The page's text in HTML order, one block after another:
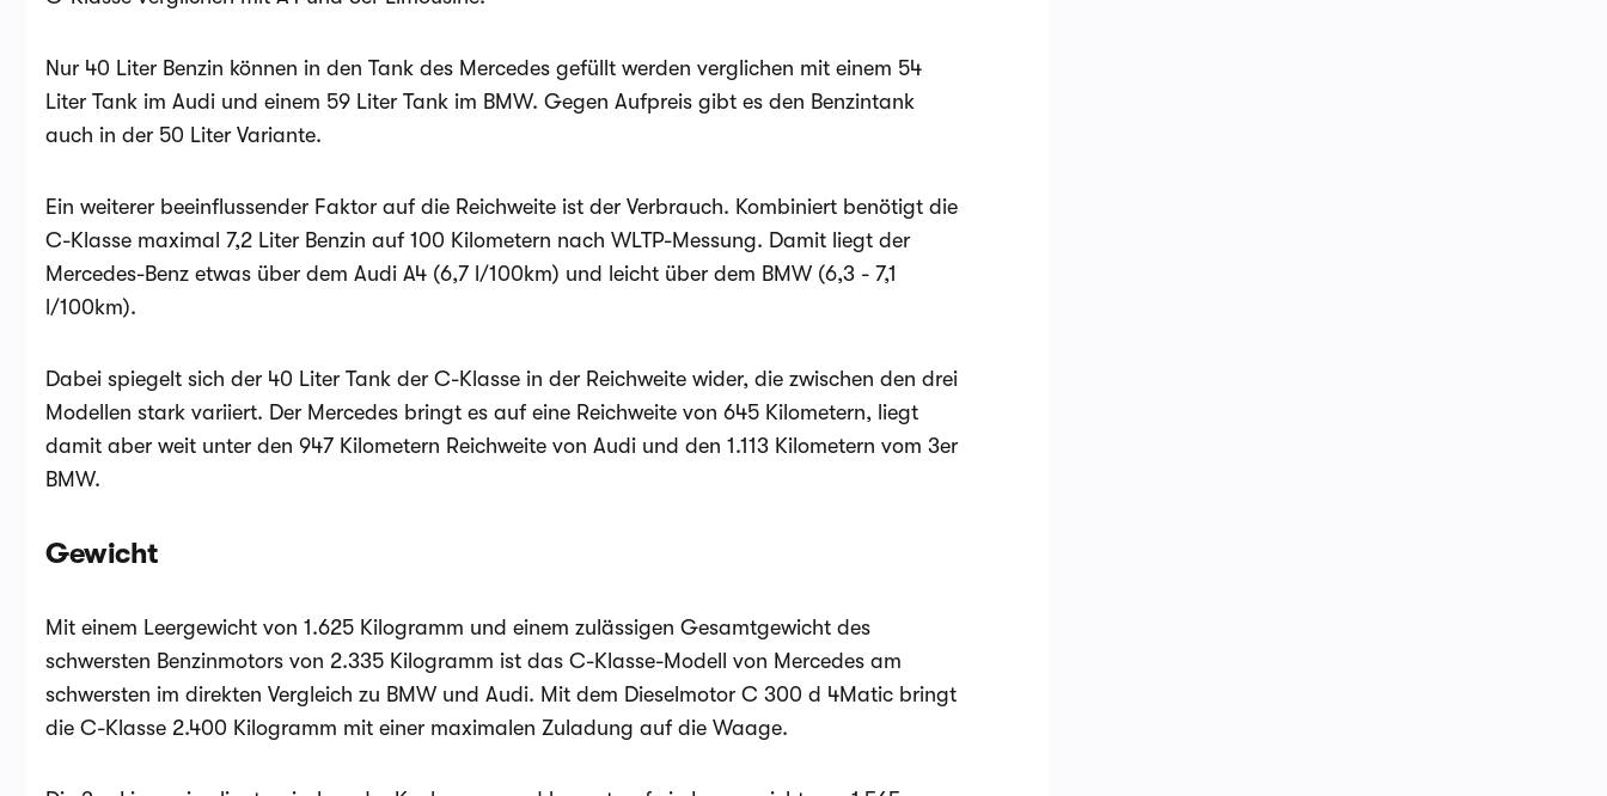
Nur 40 Liter Benzin können in den Tank des Mercedes gefüllt werden verglichen mit einem 54
Liter Tank im Audi und einem 59 Liter Tank im BMW. Gegen Aufpreis gibt es den Benzintank
auch in der 50 Liter Variante.
Ein weiterer beeinflussender Faktor auf die Reichweite ist der Verbrauch. Kombiniert benötigt die
C-Klasse maximal 7,2 Liter Benzin auf 100 Kilometern nach WLTP-Messung. Damit liegt der
Mercedes-Benz etwas über dem Audi A4 (6,7 l/100km) und leicht über dem BMW (6,3 - 7,1
l/100km).
Dabei spiegelt sich der 40 Liter Tank der C-Klasse in der Reichweite wider, die zwischen den drei
Modellen stark variiert. Der Mercedes bringt es auf eine Reichweite von 645 Kilometern, liegt
damit aber weit unter den 947 Kilometern Reichweite von Audi und den 1.113 Kilometern vom 3er
BMW.
Gewicht
Mit einem Leergewicht von 1.625 Kilogramm und einem zulässigen Gesamtgewicht des
schwersten Benzinmotors von 2.335 Kilogramm ist das C-Klasse-Modell von Mercedes am
schwersten im direkten Vergleich zu BMW und Audi. Mit dem Dieselmotor C 300 d 4Matic bringt
die C-Klasse 2.400 Kilogramm mit einer maximalen Zuladung auf die Waage.